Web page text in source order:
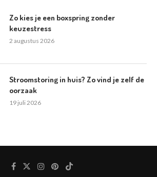
Zo kies je een boxspring zonder
keuzestress
2 augustus 2026
Stroomstoring in huis? Zo vind je zelf de
oorzaak
19 juli 2026